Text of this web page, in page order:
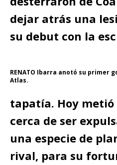
dejar atrás una
su debut con la
RENATO Ibarra anotó su primer
Atlas.
tapatía. Hoy metió
cerca de ser
una especie de
rival, para su